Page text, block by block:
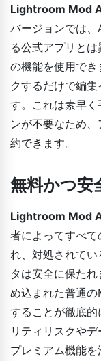
Lightroom Mod
バージョンでは
る公式アプリと
の機能を使用で
クするだけで編
す。これは素早
ンが不要なため
約できます。
無料かつ安
Lightroom Mod
者によってすべ
れ、対処されて
タは安全に保た
め込まれた普通の
することが徹底的
リティリスクや
プレミアム機能